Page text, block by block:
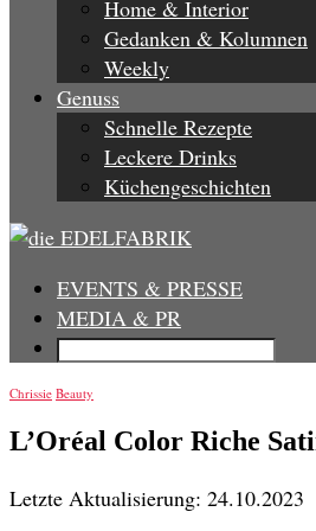
Home & Interior
Gedanken & Kolumnen
Weekly
Genuss
Schnelle Rezepte
Leckere Drinks
Küchengeschichten
EVENTS & PRESSE
MEDIA & PR
Chrissie Beauty
L’Oréal Color Riche
Letzte Aktualisierung: 24.10.2023